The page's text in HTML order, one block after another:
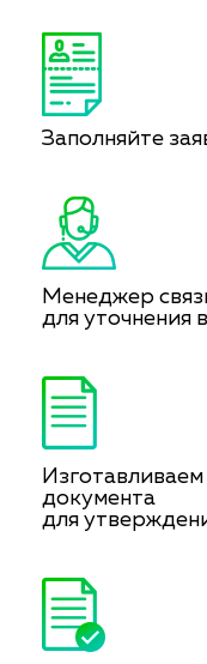
Заполняйте
Менеджер
для уточнения
документа
для